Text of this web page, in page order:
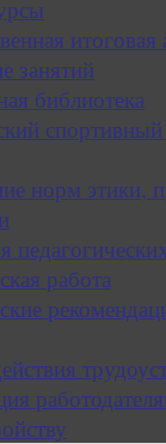
итоговая
занятий
библиотека
норм этики,
работа